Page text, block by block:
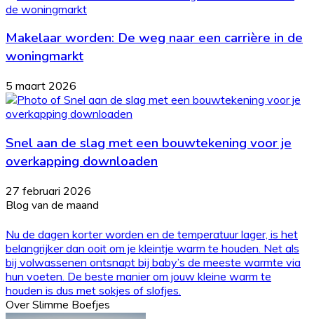
Makelaar worden: De weg naar een carrière in de
woningmarkt
5 maart 2026
Snel aan de slag met een bouwtekening voor je
overkapping downloaden
27 februari 2026
Blog van de maand
Nu de dagen korter worden en de temperatuur lager, is het
belangrijker dan ooit om je kleintje warm te houden. Net als
bij volwassenen ontsnapt bij baby’s de meeste warmte via
hun voeten. De beste manier om jouw kleine warm te
houden is dus met sokjes of slofjes.
Over Slimme Boefjes